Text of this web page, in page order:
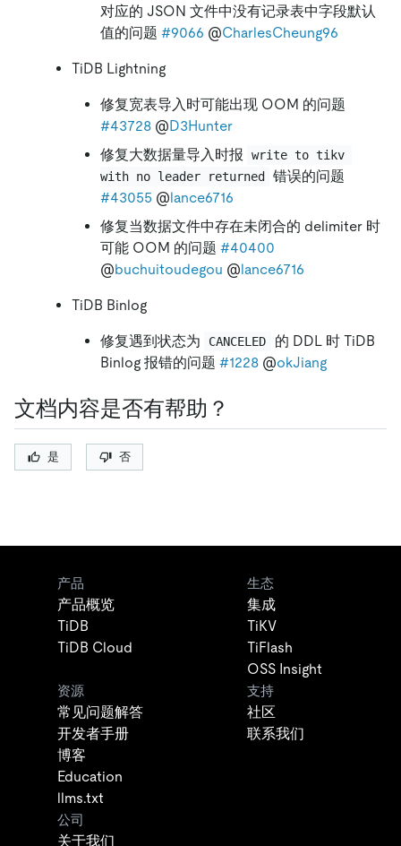
对应的 JSON 文件中没有记录表中字段默认
值的问题 #9066 @CharlesCheung96
TiDB Lightning
修复宽表导入时可能出现 OOM 的问题
#43728 @D3Hunter
修复大数据量导入时报
write to tikv
with no leader returned
错误的问题
#43055 @lance6716
修复当数据文件中存在未闭合的 delimiter 时
可能 OOM 的问题 #40400
@buchuitoudegou @lance6716
TiDB Binlog
修复遇到状态为 CANCELED
的 DDL 时 TiDB
Binlog 报错的问题 #1228 @okJiang
文档内容是否有帮助？
是 否
产品
产品概览
TiDB
TiDB Cloud
生态
集成
TiKV
TiFlash
OSS Insight
资源
常见问题解答
开发者手册
博客
Education
llms.txt
支持
社区
联系我们
公司
关于我们